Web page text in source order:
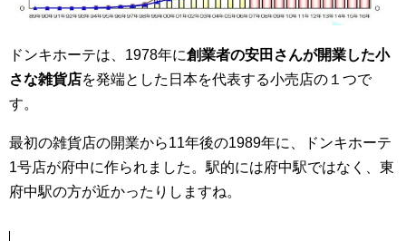
ドンキホーテは、1978年に創業者の安田さんが開業した小
さな雑貨店を発端とした日本を代表する小売店の１つで
す。
最初の雑貨店の開業から11年後の1989年に、ドンキホーテ
1号店が府中に作られました。駅的には府中駅ではなく、東
府中駅の方が近かったりしますね。